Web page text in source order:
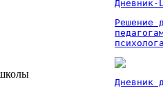
Дневник-
Решение
Дневник